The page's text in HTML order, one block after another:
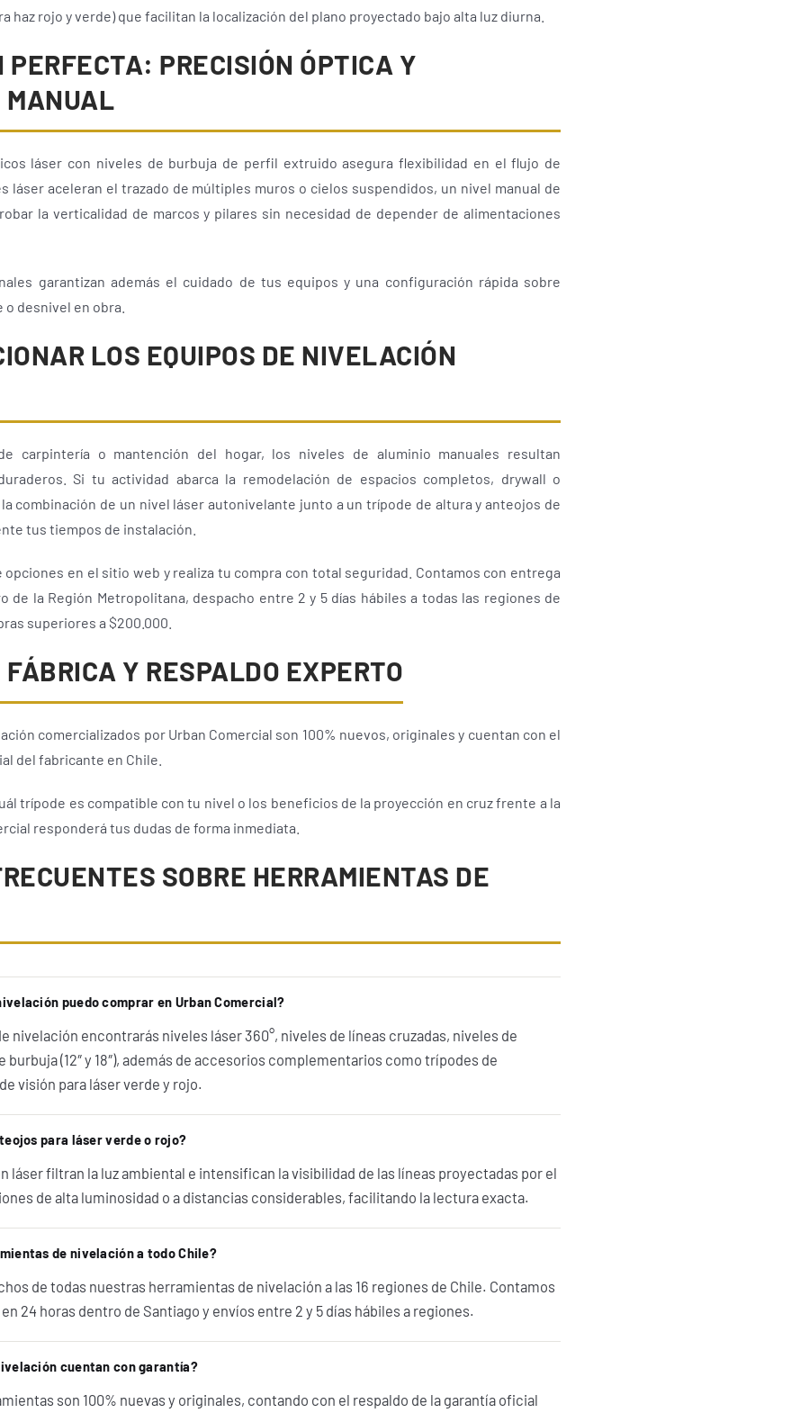
haz rojo y verde) que facilitan la localización del plano proyectado bajo alta luz diurna.
PERFECTA: PRECISIÓN ÓPTICA Y
MANUAL
láser con niveles de burbuja de perfil extruido asegura flexibilidad en el flujo de
láser aceleran el trazado de múltiples muros o cielos suspendidos, un nivel manual de
la verticalidad de marcos y pilares sin necesidad de depender de alimentaciones
garantizan además el cuidado de tus equipos y una configuración rápida sobre
desnivel en obra.
LOS EQUIPOS DE NIVELACIÓN
carpintería o mantención del hogar, los niveles de aluminio manuales resultan
Si tu actividad abarca la remodelación de espacios completos, drywall o
combinación de un nivel láser autonivelante junto a un trípode de altura y anteojos de
tus tiempos de instalación.
opciones en el sitio web y realiza tu compra con total seguridad. Contamos con entrega
de la Región Metropolitana, despacho entre 2 y 5 días hábiles a todas las regiones de
superiores a $200.000.
Y RESPALDO EXPERTO
comercializados por Urban Comercial son 100% nuevos, originales y cuentan con el
del fabricante en Chile.
trípode es compatible con tu nivel o los beneficios de la proyección en cruz frente a la
responderá tus dudas de forma inmediata.
SOBRE HERRAMIENTAS DE
puedo comprar en Urban Comercial?
nivelación encontrarás niveles láser 360°, niveles de líneas cruzadas, niveles de
burbuja (12″ y 18″), además de accesorios complementarios como trípodes de
visión para láser verde y rojo.
para láser verde o rojo?
láser filtran la luz ambiental e intensifican la visibilidad de las líneas proyectadas por el
de alta luminosidad o a distancias considerables, facilitando la lectura exacta.
de nivelación a todo Chile?
de todas nuestras herramientas de nivelación a las 16 regiones de Chile. Contamos
24 horas dentro de Santiago y envíos entre 2 y 5 días hábiles a regiones.
cuentan con garantía?
son 100% nuevas y originales, contando con el respaldo de la garantía oficial